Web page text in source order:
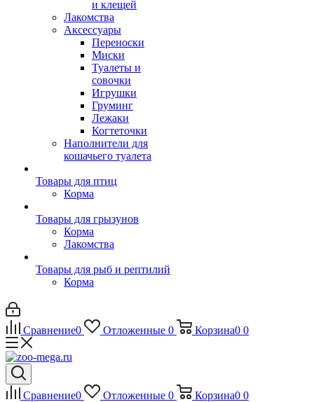
и клещей
Лакомства
Аксессуары
Переноски
Миски
Туалеты и
совочки
Игрушки
Груминг
Лежаки
Когтеточки
Наполнители для
кошачьего туалета
Товары для птиц
Корма
Товары для грызунов
Корма
Лакомства
Товары для рыб и рептилий
Корма
Сравнение0 Отложенные 0 Корзина0 0
Сравнение0 Отложенные 0 Корзина0 0